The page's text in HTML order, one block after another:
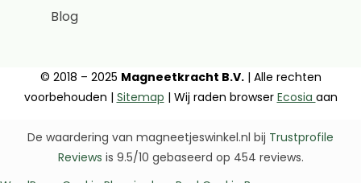
Blog
© 2018 – 2025 Magneetkracht B.V.| Alle rechten
voorbehouden | Sitemap | Wij raden browser Ecosia aan
De waardering van magneetjeswinkel.nl bij Trustprofile
Reviews is 9.5/10 gebaseerd op 454 reviews.